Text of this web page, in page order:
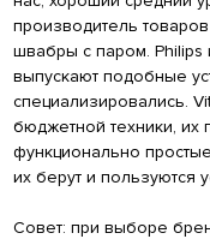
производитель
швабры с паром. Philips
выпускают подобные
специализировались.
бюджетной техники,
функционально
их берут и пользуются
Совет: при выборе